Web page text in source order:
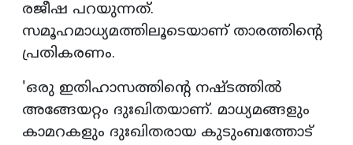
രജീഷ പറയുന്നത്.
സമൂഹമാധ്യമത്തിലൂടെയാണ് താരത്തിന്റെ
പ്രതികരണം.
'ഒരു ഇതിഹാസത്തിന്റെ നഷ്ടത്തില്‍
അങ്ങേയറ്റം ദുഃഖിതയാണ്. മാധ്യമങ്ങളും
കാമറകളും ദുഃഖിതരായ കുടുംബത്തോട്